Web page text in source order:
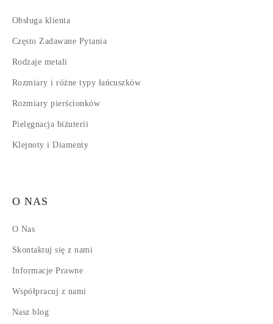
Obsługa klienta
Często Zadawane Pytania
Rodzaje metali
Rozmiary i różne typy łańcuszków
Rozmiary pierścionków
Pielęgnacja biżuterii
Klejnoty i Diamenty
O NAS
O Nas
Skontaktuj się z nami
Informacje Prawne
Współpracuj z nami
Nasz blog